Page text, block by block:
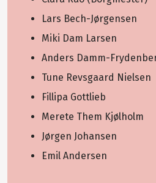
Lars Bech-Jørgensen
Miki Dam Larsen
Anders Damm-
Tune Revsgaard Nielsen
Fillipa Gottlieb
Merete Them Kjølholm
Jørgen Johansen
Emil Andersen